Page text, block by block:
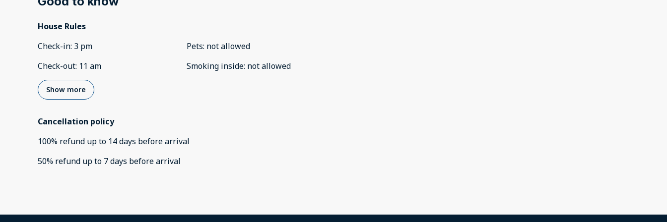
House Rules
Check-in: 3 pm
Check-out: 11 am
Pets: not allowed
Smoking inside: not allowed
Show more
Cancellation policy
100% refund up to 14 days beforearrival
50% refund up to 7 days beforearrival